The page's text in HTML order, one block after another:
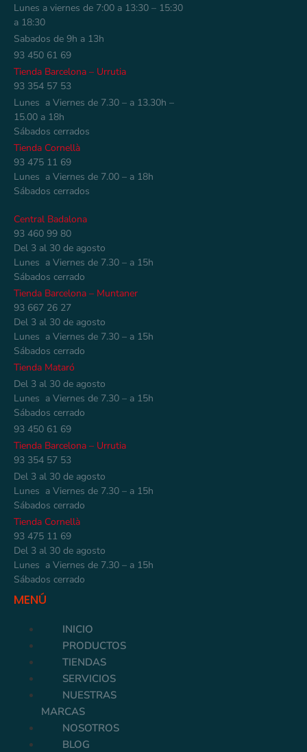
Lunes a viernes de 7:00 a 13:30 – 15:30
a 18:30
Sabados de 9h a 13h
93 450 61 69
Tienda Barcelona – Urrutia
93 354 57 53
Lunes a Viernes de 7.30 – a 13.30h –
15.00 a 18h
Sábados cerrados
Tienda Cornellà
93 475 11 69
Lunes a Viernes de 7.00 – a 18h
Sábados cerrados
Central Badalona
93 460 99 80
Del 3 al 30 de agosto
Lunes a Viernes de 7.30 – a 15h
Sábados cerrado
Tienda Barcelona – Muntaner
93 667 26 27
Del 3 al 30 de agosto
Lunes a Viernes de 7.30 – a 15h
Sábados cerrado
Tienda Mataró
Del 3 al 30 de agosto
Lunes a Viernes de 7.30 – a 15h
Sábados cerrado
93 450 61 69
Tienda Barcelona – Urrutia
93 354 57 53
Del 3 al 30 de agosto
Lunes a Viernes de 7.30 – a 15h
Sábados cerrado
Tienda Cornellà
93 475 11 69
Del 3 al 30 de agosto
Lunes a Viernes de 7.30 – a 15h
Sábados cerrado
MENÚ
INICIO
PRODUCTOS
TIENDAS
SERVICIOS
NUESTRAS
MARCAS
NOSOTROS
BLOG